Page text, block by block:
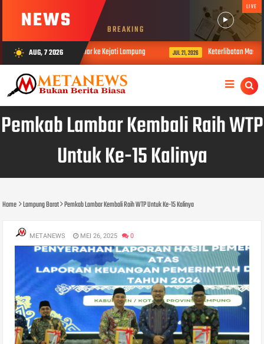
NEWS BREAKING
LIVE
wb_sunny AUG, 7 2026
Lebih dari Rp4 Miliar ke Kejati Lampung JUL 21, 2026 Keterlibatan
Pemkab Lambar Kembali Raih WTP
Untuk Ke-15 Kalinya
Home Lampung Barat Pemkab Lambar Kembali Raih WTP Untuk Ke-15 Kalinya
METANEWS MEI 26, 2025 0